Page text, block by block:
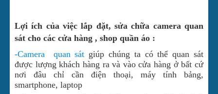
Lợi ích của việc lắp đặt, sửa chữa camera quan
sát cho các cửa hàng , shop quần áo :
-Camera quan sát giúp chúng ta có thể quan sát
được lượng khách hàng ra và vào cửa hàng ở bất cứ
nơi đâu chỉ cần điện thoại, máy tính bảng,
smartphone, laptop